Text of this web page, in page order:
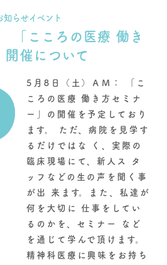
知らせイベント
「こころの医療 働き
開催について
5月8日（土）ＡＭ： 「こ
ころの医療 働き方セミナ
ー」の開催を予定しており
ます。 ただ、病院を見学す
るだけではな く、実際の
臨床現場にて、新人ス タ
ッフなどの生の声を聞く事
が出 来ます。また、私達が
何を大切に 仕事をしてい
るのかを、セミナー など
を通じて学んで頂けます。
精神科医療に興味をお持ち